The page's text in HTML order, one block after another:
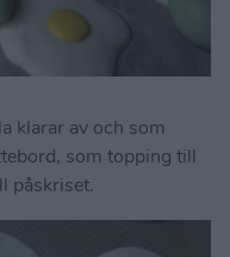
klarar av och som
som topping till
påskriset.